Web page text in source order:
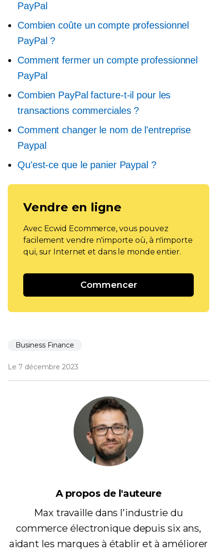
PayPal
Combien coûte un compte professionnel
PayPal ?
Comment fermer un compte professionnel
PayPal
Combien PayPal facture-t-il pour les
transactions commerciales ?
Comment changer le nom de l'entreprise
Paypal
Qu'est-ce que le panier Paypal ?
Vendre en ligne
Avec Ecwid Ecommerce, vous pouvez
facilement vendre n'importe où, à n'importe
qui, sur Internet et dans le monde entier.
Commencer
Business Finance
Le 7 décembre 2023
A propos de l'auteure
Max travaille dans l'industrie du
commerce électronique depuis six ans,
aidant les marques à établir et à améliorer